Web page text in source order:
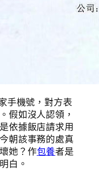
手機號，對方表
假如沒人認領，
依據飯店請求用
朝該事務的處真
她？作包養者是
白。